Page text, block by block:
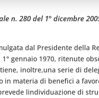
n. 280 del 1° dicembre
dal Presidente della
gennaio 1970, ritenute
inoltre,una serie di
in materia di benefici a
lindividuazione di